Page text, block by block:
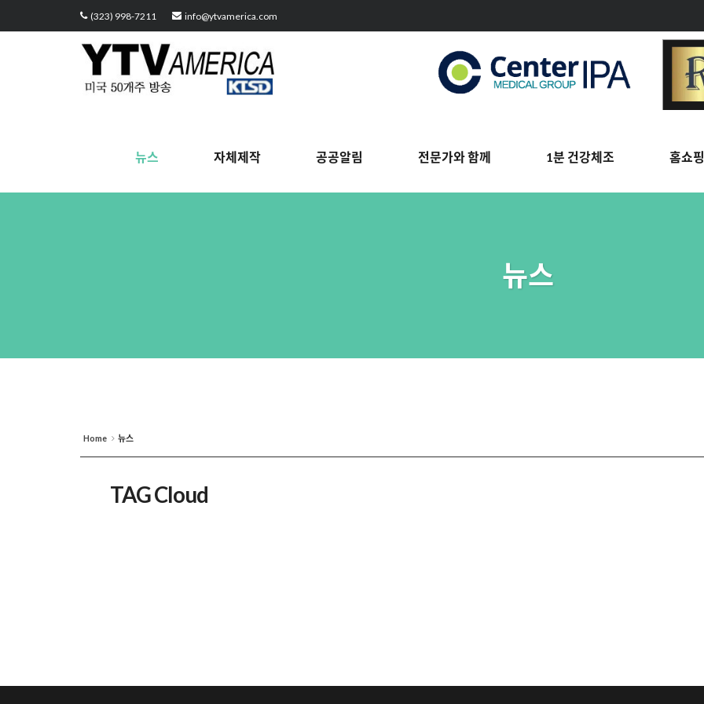
(323) 998-7211 info@ytvamerica.com
뉴스 자체제작 공공알림 전문가와 함께 1분 건강체조 홈쇼핑
뉴스
Home 뉴스
TAG Cloud